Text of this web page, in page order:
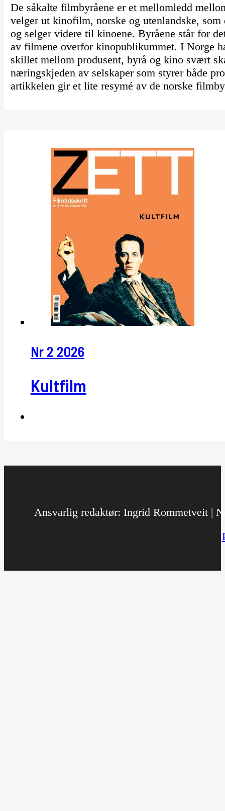
De såkalte filmbyråene er et mellomledd
velger ut kinofilm, norske og utenlandske,
og selger videre til kinoene. Byråene står for
av filmene overfor kinopublikummet. I Norge
skillet mellom produsent, byrå og kino svært
næringskjeden av selskaper som styrer både
artikkelen gir et lite resymé av de norske
Nr 2 2026
Kultfilm
Ansvarlig redaktør: Ingrid Rommetveit |